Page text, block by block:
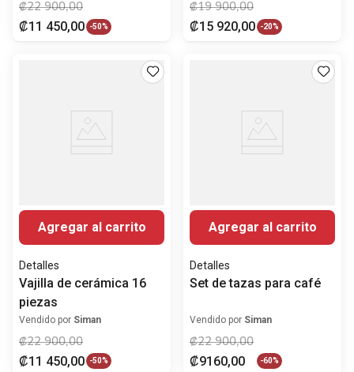
₡22 900,00
₡11 450,00 -50%
₡19 900,00
₡15 920,00 -20%
Agregar al carrito
Detalles
Vajilla de cerámica 16
piezas
Vendido por Siman
₡22 900,00
₡11 450,00 -50%
Agregar al carrito
Detalles
Set de tazas para café
Vendido por Siman
₡22 900,00
₡9160,00 -60%